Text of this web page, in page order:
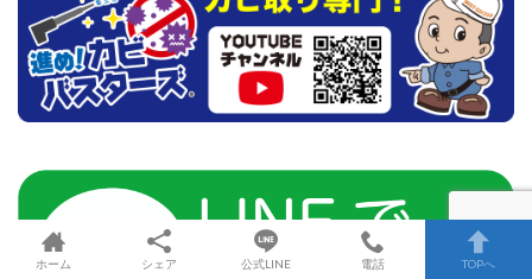
ホーム シェア 公式LINE 電話 TOPへ